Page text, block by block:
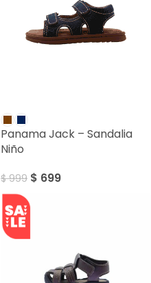
Panama Jack – Sandalia
Niño
$999 $ 699